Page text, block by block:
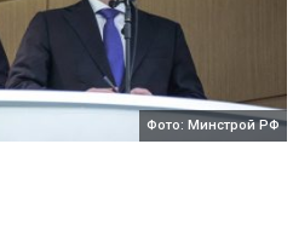
Фото: Минстрой РФ